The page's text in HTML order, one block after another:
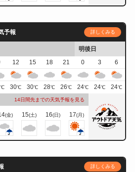
予報 詳しくみる
明後日
12 15 18 21 0 3
6
℃ 30℃ 30℃ 28℃ 26℃ 24℃ 24℃ 24℃
14日間先までの天気予報を見る
(金) 15(土) 16(日) 17(月)
詳しくみる